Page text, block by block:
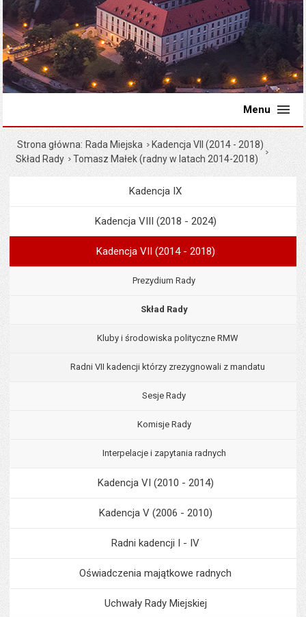
Menu
Strona główna Rada Miejska
Kadencja VII (2014 - 2018)
Skład Rady
Tomasz Małek (radny w latach 2014-2018)
Menu
Kadencja IX
Kadencja VIII (2018 - 2024)
Kadencja VII (2014 - 2018)
Prezydium Rady
Skład Rady
Kluby i środowiska polityczne RMW
Radni VII kadencji którzy zrezygnowali z mandatu
Sesje Rady
Komisje Rady
Interpelacje i zapytania radnych
Kadencja VI (2010 - 2014)
Kadencja V (2006 - 2010)
Radni kadencji I - IV
Oświadczenia majątkowe radnych
Uchwały Rady Miejskiej